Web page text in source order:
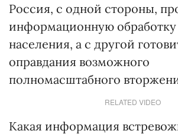
Россия, с одной стороны,
информационную обработку
населения, а с другой
оправдания возможного
полномасштабного
RELATED VIDEO
Какая информация